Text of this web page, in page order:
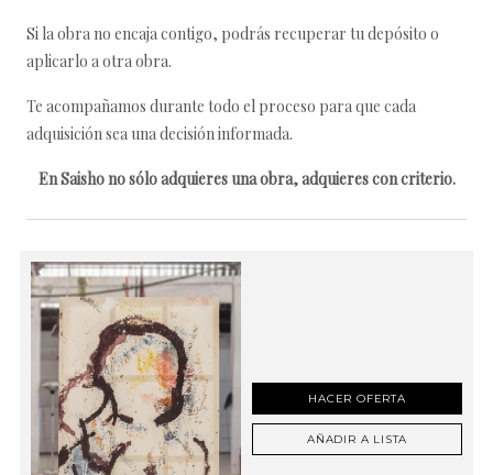
Si la obra no encaja contigo, podrás recuperar tu depósito o
aplicarlo a otra obra.
Te acompañamos durante todo el proceso para que cada
adquisición sea una decisión informada.
En Saisho no sólo adquieres una obra, adquieres con criterio.
HACER OFERTA
AÑADIR A LISTA